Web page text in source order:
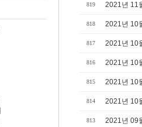
819 2021년 11
818 2021년 10
817 2021년 10
816 2021년 10
815 2021년 10
814 2021년 10
813 2021년 09